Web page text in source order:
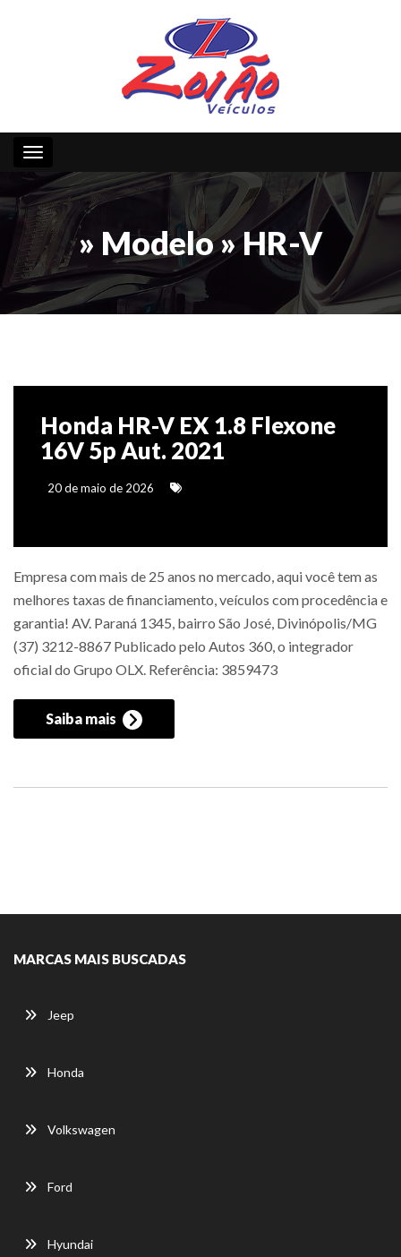
Toggle navigation
» Modelo » HR-V
Honda HR-V EX 1.8 Flexone
16V 5p Aut. 2021
20 de maio de 2026
Empresa com mais de 25 anos no mercado, aqui você tem as
melhores taxas de financiamento, veículos com procedência e
garantia! AV. Paraná 1345, bairro São José, Divinópolis/MG
(37) 3212-8867 Publicado pelo Autos 360, o integrador
oficial do Grupo OLX. Referência: 3859473
Saiba mais
MARCAS MAIS BUSCADAS
Jeep
Honda
Volkswagen
Ford
Hyundai